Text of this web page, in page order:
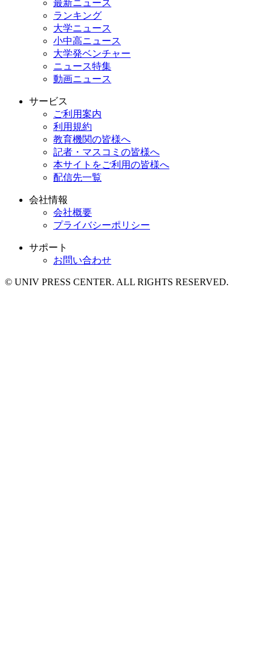
最新ニュース
ランキング
大学ニュース
小中高ニュース
大学発ベンチャー
ニュース特集
動画ニュース
サービス
ご利用案内
利用規約
教育機関の皆様へ
記者・マスコミの皆様へ
本サイトをご利用の皆様へ
配信先一覧
会社情報
会社概要
プライバシーポリシー
サポート
お問い合わせ
© UNIV PRESS CENTER. ALL RIGHTS RESERVED.